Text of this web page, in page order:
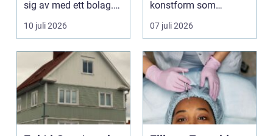
sig av med ett bolag.
För många ä...
10 juli 2026
konstform som
kombinerar
traditionel...
07 juli 2026